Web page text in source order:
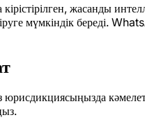
жасанды
мүмкіндік береді.
юрисдикциясыңызда